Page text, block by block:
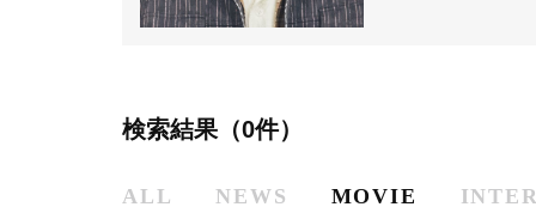
検索結果（0件）
ALL NEWS MOVIE